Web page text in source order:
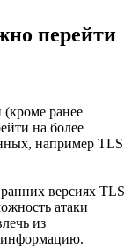
перейти
ранее
на более
например TLS
версиях TLS
атаки
из
информацию.